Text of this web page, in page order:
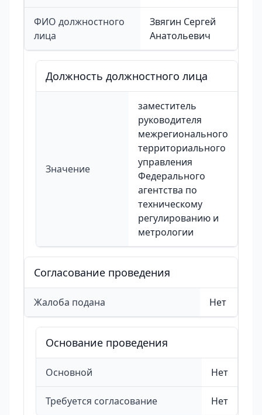
ФИО должностного
лица
Звягин Сергей
Анатольевич
Должность должностного лица
Значение
заместитель
руководителя
межрегионального
территориального
управления
Федерального
агентства по
техническому
регулированию и
метрологии
Согласование проведения
Жалоба подана Нет
Основание проведения
Основной Нет
Требуется согласование Нет